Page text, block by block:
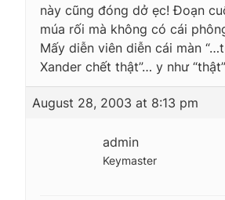
này cũng đóng dở ẹc! Đoạn
múa rối mà không có cái
Mấy diễn viên diễn cái màn
Xander chết thật”… y như
August 28, 2003 at 8:13 pm
admin
Keymaster